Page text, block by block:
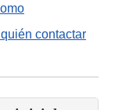
contactar